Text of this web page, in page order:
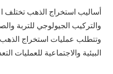
أساليب استخراج الذهب تختلف
والتركيب الجيولوجي للتربة
وتتطلب عمليات استخراج الذهب
البيئية والاجتماعية للعمليات